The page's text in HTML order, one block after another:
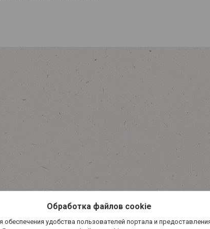
Обработка файлов cookie
удобства пользователей портала и